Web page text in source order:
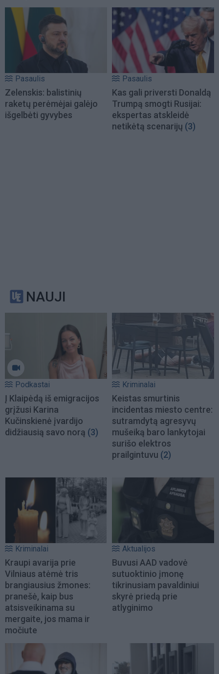
Pasaulis
Zelenskis: balistinių
raketų perėmėjai galėjo
išgelbėti gyvybes
Pasaulis
Kas gali priversti Donaldą
Trumpą smogti Rusijai:
ekspertas atskleidė
netikėtą scenarijų (3)
NAUJI
Podkastai
Į Klaipėdą iš emigracijos
grįžusi Karina
Kučinskienė įvardijo
didžiausią savo norą (3)
Kriminalai
Keistas smurtinis
incidentas miesto centre:
sutramdytą agresyvų
mušeiką baro lankytojai
surišo elektros
prailgintuvu (2)
Kriminalai
Kraupi avarija prie
Vilniaus atėmė tris
brangiausius žmones:
pranešė, kaip bus
atsisveikinama su
mergaite, jos mama ir
močiute
Aktualijos
Buvusi AAD vadovė
sutuoktinio įmonę
tikrinusiam pavaldiniui
skyrė priedą prie
atlyginimo